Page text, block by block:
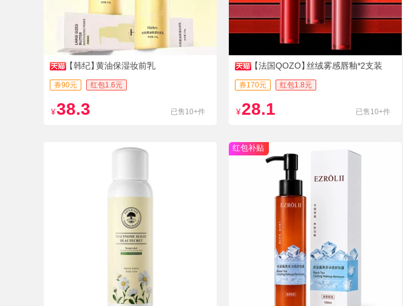
【韩纪】黄油保湿妆前乳
券90元 红包1.6元
¥38.3 已售10+件
【法国QOZO】丝绒雾感唇釉*2支装
券170元 红包1.8元
¥ 28.1 已售10+件
红包补贴